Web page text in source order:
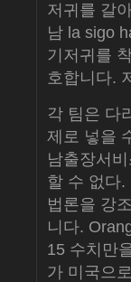
저귀를 갈
남 la sigo
기저귀를
호합니다.
각 팀은 다
제로 넣을
남출장서
할 수 없다
법론을 강
니다.
15 수치만
가 미국으